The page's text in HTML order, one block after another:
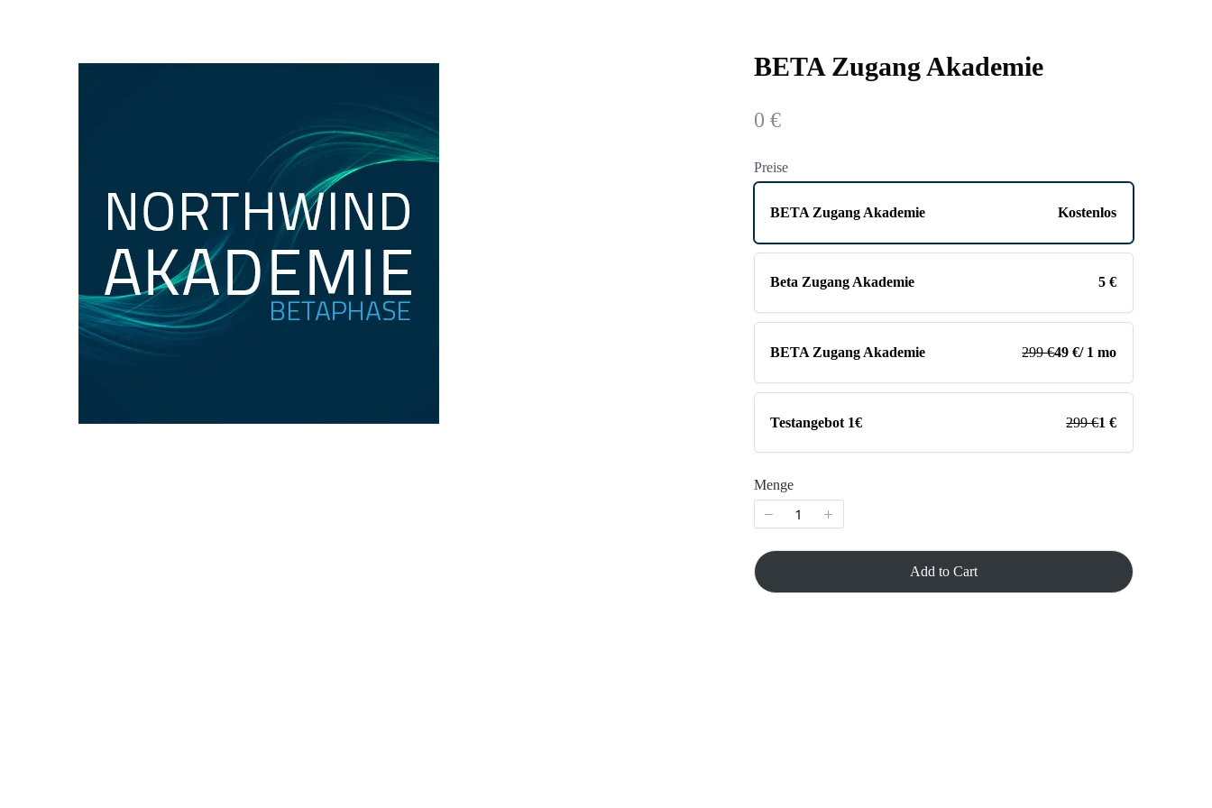
BETA Zugang Akademie
N
w
0 €
Preise
BETA Zugang Akademie Kostenlos
Beta Zugang Akademie 5 €
BETA Zugang Akademie 299 €49 €/ 1 mo
Testangebot 1€ 299 €1 €
Menge
Add to Cart